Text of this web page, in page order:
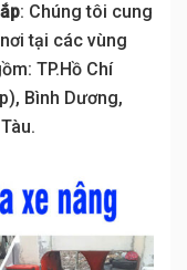
: Chúng tôi cung
tại các vùng
TP.Hồ Chí
Bình Dương,